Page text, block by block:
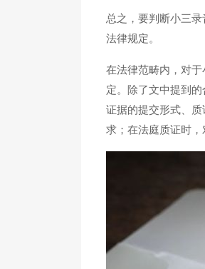
总之，要判断小三
法律规定。
在法律范畴内，对
定。除了文中提到
证据的提交形式、
求；在法庭质证时